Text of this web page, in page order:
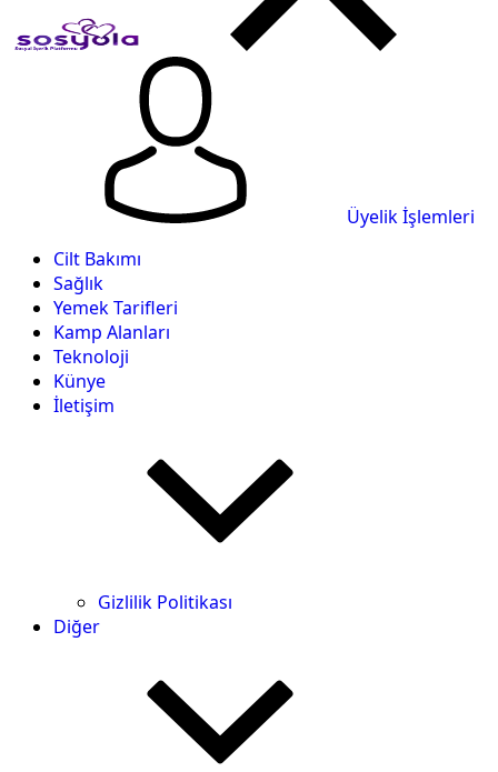
Üyelik İşlemleri
Cilt Bakımı
Sağlık
Yemek Tarifleri
Kamp Alanları
Teknoloji
Künye
İletişim
Gizlilik Politikası
Diğer